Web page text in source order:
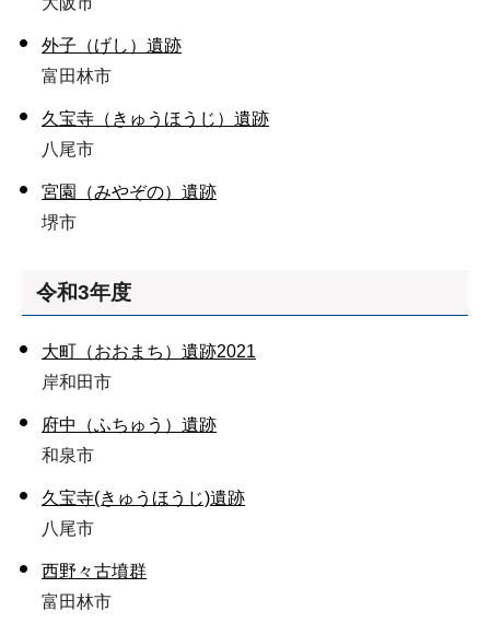
外子（げし）遺跡
富田林市
久宝寺（きゅうほうじ）遺跡
八尾市
宮園（みやぞの）遺跡
堺市
令和3年度
大町（おおまち）遺跡2021
岸和田市
府中（ふちゅう）遺跡
和泉市
久宝寺(きゅうほうじ)遺跡
八尾市
西野々古墳群
富田林市